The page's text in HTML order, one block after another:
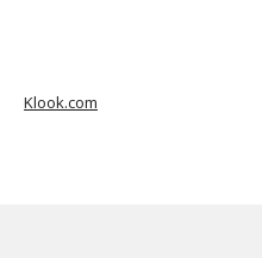
Klook.com